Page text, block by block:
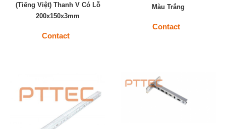
(Tiếng Việt) Thanh V Có Lỗ
200x150x3mm
Contact
Màu Trắng
Contact